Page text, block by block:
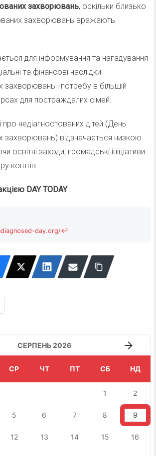
захворювань, оскільки близько
захворювань вражають
для інформування та нагадування
та фінансові наслідки
захворювань і потребу в більшій
для постраждалих сімей.
про недіагностованих дітей (День
захворювань) відзначається низкою
освітні заходи, громадські ініціативи
коштів.
DAY TODAY
day.org/↩
СЕРПЕНЬ 2026
СР ЧТ ПТ СБ НД
1 2
5 6 7 8 9
12 13 14 15 16